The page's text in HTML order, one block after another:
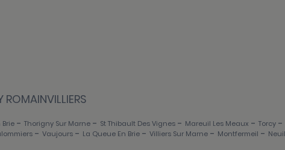
Brie - Thorigny Sur Marne - St Thibault Des Vignes - Mareuil Les Meaux - Torcy -
- Vaujours - La Queue En Brie - Villiers Sur Marne - Montfermeil -